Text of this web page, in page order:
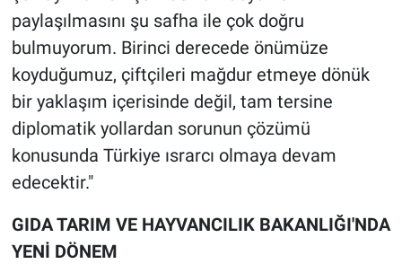
paylaşılmasını şu safha ile çok doğru
bulmuyorum. Birinci derecede önümüze
koyduğumuz, çiftçileri mağdur etmeye dönük
bir yaklaşım içerisinde değil, tam tersine
diplomatik yollardan sorunun çözümü
konusunda Türkiye ısrarcı olmaya devam
edecektir."
GIDA TARIM VE HAYVANCILIK BAKANLIĞI'NDA
YENİ DÖNEM